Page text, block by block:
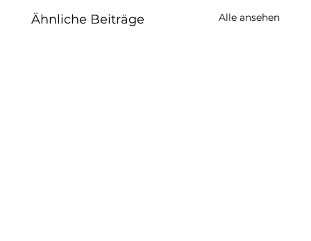
Ähnliche Beiträge Alle ansehen